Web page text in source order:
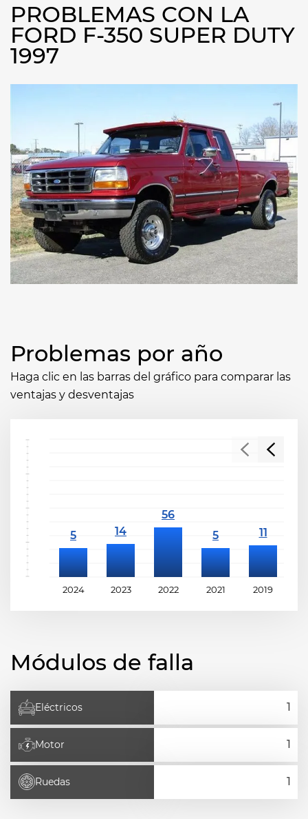
PROBLEMAS CON LA
FORD F-350 SUPER DUTY
1997
Problemas por año
Haga clic en las barras del gráfico para comparar las
ventajas y desventajas
2024 2023 2022 2021 2019
Módulos de falla
Eléctricos
Motor
Ruedas